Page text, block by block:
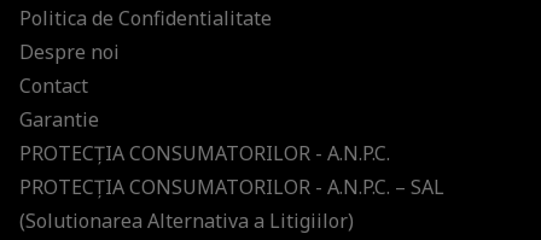
Politica de Confidentialitate
Despre noi
Contact
Garantie
PROTECŢIA CONSUMATORILOR - A.N.P.C.
PROTECŢIA CONSUMATORILOR - A.N.P.C. – SAL
(Solutionarea Alternativa a Litigiilor)